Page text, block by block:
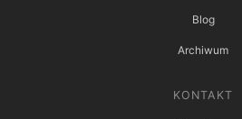
Blog
Archiwum
KONTAKT